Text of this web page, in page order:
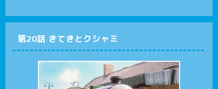
第20話 きてきとクシャミ